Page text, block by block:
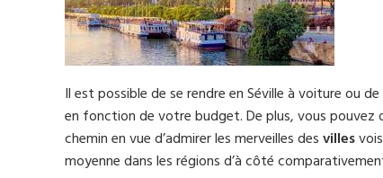
Il est possible de se rendre en Séville à voiture ou
en fonction de votre budget. De plus, vous
chemin en vue d’admirer les merveilles desvilles
moyenne dans les régions d’à côté